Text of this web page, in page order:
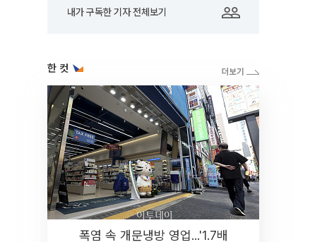
내가 구독한 기자 전체보기
한 컷
폭염 속 개문냉방 영업...'1.7배